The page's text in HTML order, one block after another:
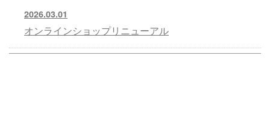
2026.03.01
オンラインショップリニューアル